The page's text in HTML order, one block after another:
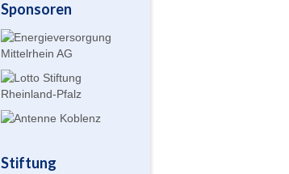
Sponsoren
Stiftung